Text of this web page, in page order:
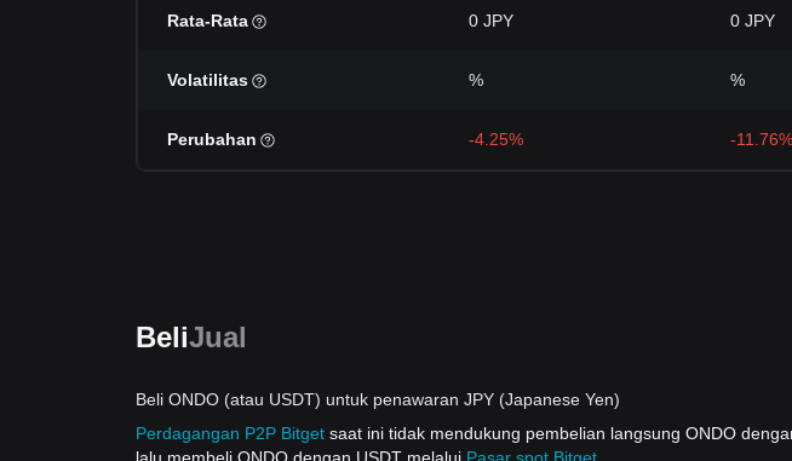
Rata-Rata 0 JPY 0 JPY
Volatilitas % %
Perubahan -4.25% -11.76%
BeliJual
Beli ONDO (atau USDT) untuk penawaran JPY (Japanese Yen)
Perdagangan P2P Bitget saat ini tidak mendukung pembelian langsung ONDO